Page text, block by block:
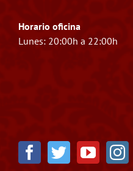
Horario oficina
Lunes: 20:00h a 22:00h